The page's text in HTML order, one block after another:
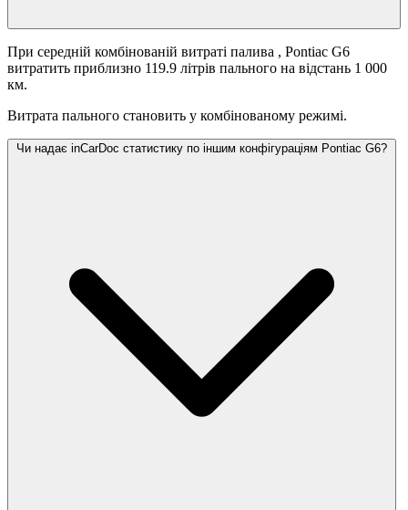
При середній комбінованій витраті палива , Pontiac G6
витратить приблизно 119.9 літрів пального на відстань 1 000
км.
Витрата пального становить у комбінованому режимі.
Чи надає inCarDoc статистику по іншим конфігураціям Pontiac G6?